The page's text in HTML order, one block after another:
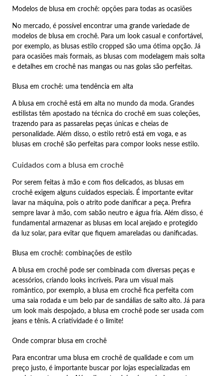
Modelos de blusa em crochê: opções para todas as ocasiões
No mercado, é possível encontrar uma grande variedade de
modelos de blusa em crochê. Para um look casual e confortável,
por exemplo, as blusas estilo cropped são uma ótima opção. Já
para ocasiões mais formais, as blusas com modelagem mais solta
e detalhes em crochê nas mangas ou nas golas são perfeitas.
Blusa em crochê: uma tendência em alta
A blusa em crochê está em alta no mundo da moda. Grandes
estilistas têm apostado na técnica do crochê em suas coleções,
trazendo para as passarelas peças únicas e cheias de
personalidade. Além disso, o estilo retrô está em voga, e as
blusas em crochê são perfeitas para compor looks nesse estilo.
Cuidados com a blusa em crochê
Por serem feitas à mão e com fios delicados, as blusas em
crochê exigem alguns cuidados especiais. É importante evitar
lavar na máquina, pois o atrito pode danificar a peça. Prefira
sempre lavar à mão, com sabão neutro e água fria. Além disso, é
fundamental armazenar as blusas em local arejado e protegido
da luz solar, para evitar que fiquem amareladas ou danificadas.
Blusa em crochê: combinações de estilo
A blusa em crochê pode ser combinada com diversas peças e
acessórios, criando looks incríveis. Para um visual mais
romântico, por exemplo, a blusa em crochê fica perfeita com
uma saia rodada e um belo par de sandálias de salto alto. Já para
um look mais despojado, a blusa em crochê pode ser usada com
jeans e tênis. A criatividade é o limite!
Onde comprar blusa em crochê
Para encontrar uma blusa em crochê de qualidade e com um
preço justo, é importante buscar por lojas especializadas em